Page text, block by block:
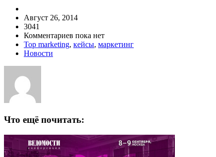
Август 26, 2014
3041
Комментариев пока нет
Top marketing, кейсы, маркетинг
Новости
Что ещё почитать: